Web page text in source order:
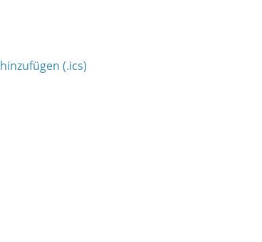
(.ics)